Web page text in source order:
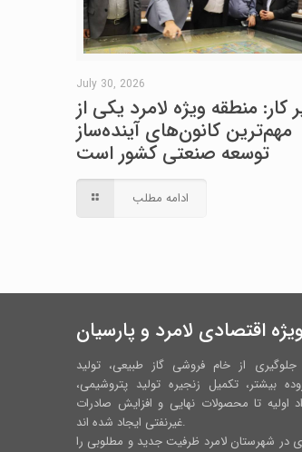
July 30, 2026
کار: منطقه ویژه لامرد یکی از
مهم‌ترین کانون‌های آینده‌ساز
توسعه صنعتی کشور است
ادامه مطلب
اقتصادی لامرد و پارسیان
از خام فروشی گاز طبیعی، تولید
بیشتر، تکمیل زنجیره تولید پتروشیمی،
اولیه تا محصولات نهایی و افزایش صادرات
غیرنفتی ایجاد شده اند.
در شهرستان لامرد ظرفیت جدید و مطلوبی را